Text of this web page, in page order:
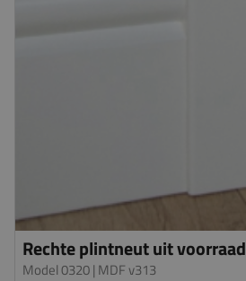
Rechte plintneut uit voorraad
Model 0320| MDF v313